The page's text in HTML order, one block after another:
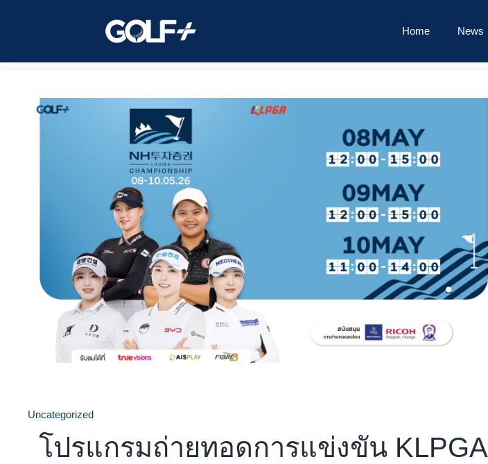
Home News
Uncategorized
โปรแกรมถ่ายทอดการแข่งขัน KLPGA